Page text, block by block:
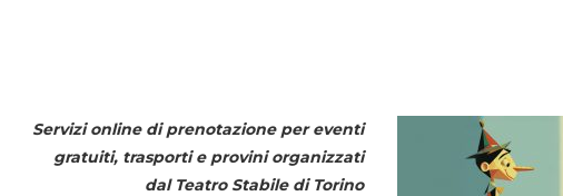
Servizi online di prenotazione per eventi
gratuiti, trasporti e provini organizzati
dal Teatro Stabile di Torino